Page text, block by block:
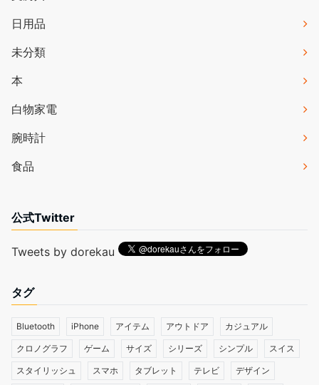
日用品
未分類
本
白物家電
腕時計
食品
公式Twitter
Tweets by dorekau
タグ
Bluetooth iPhone アイテム アウトドア カジュアル
クロノグラフ ゲーム サイズ シリーズ シンプル スイス
スタイリッシュ スマホ タブレット テレビ デザイン